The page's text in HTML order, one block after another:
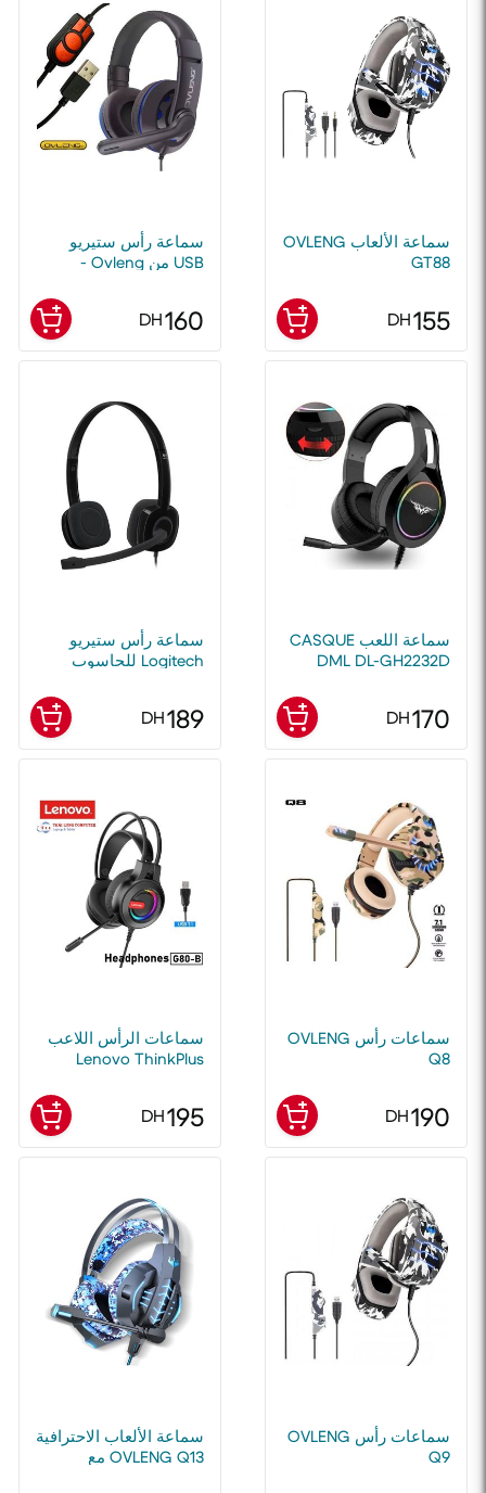
سماعة الألعاب OVLENG
GT88
155
DH
سماعة رأس ستيريو
USB من Ovleng -
لجهاز اللعب، سماعات
صوت عالية الجودة
160
DH
سماعة اللعب CASQUE
DML DL-GH2232D
170
DH
سماعة رأس ستيريو
Logitech للحاسوب
189
DH
سماعات رأس OVLENG
Q8
190
DH
سماعات الرأس اللاعب
Lenovo ThinkPlus
195
DH
سماعات رأس OVLENG
Q9
سماعة الألعاب الاحترافية
OVLENG Q13 مع